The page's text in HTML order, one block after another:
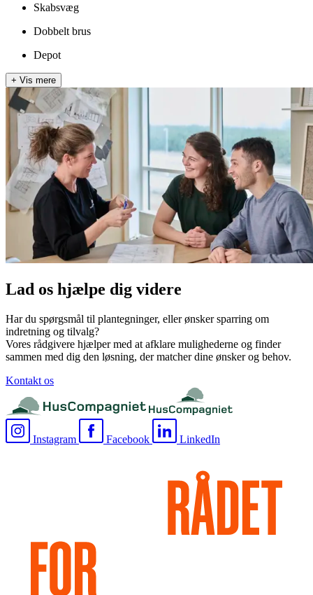
Skabsvæg
Dobbelt brus
Depot
+ Vis mere
Lad os hjælpe dig videre
Har du spørgsmål til plantegninger, eller ønsker sparring om
indretning og tilvalg?
Vores rådgivere hjælper med at afklare mulighederne og finder
sammen med dig den løsning, der matcher dine ønsker og behov.
Kontakt os
Instagram Facebook LinkedIn